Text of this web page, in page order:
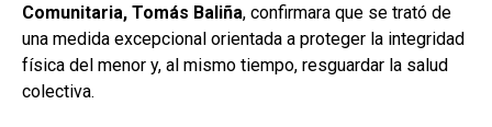
Comunitaria, Tomás Baliña, confirmara que se trató de
una medida excepcional orientada a proteger la integridad
física del menor y, al mismo tiempo, resguardar la salud
colectiva.